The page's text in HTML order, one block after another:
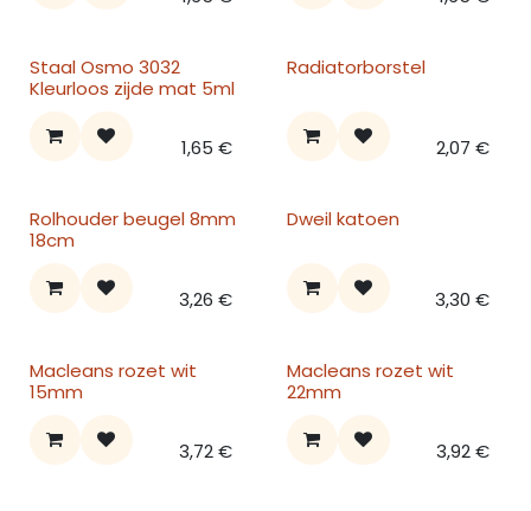
Staal Osmo 3032
Kleurloos zijde mat 5ml
1,65 €
Radiatorborstel
2,07 €
Rolhouder beugel 8mm
18cm
3,26 €
Dweil katoen
3,30 €
Macleans rozet wit
15mm
3,72€
Macleans rozet wit
22mm
3,92€